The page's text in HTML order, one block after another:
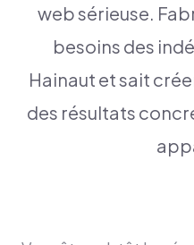
web sérieuse.
besoins des
Hainaut et sait
des résultats